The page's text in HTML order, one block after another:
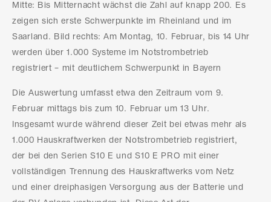
Mitte: Bis Mitternacht wächst die Zahl auf knapp 200. Es
zeigen sich erste Schwerpunkte im Rheinland und im
Saarland. Bild rechts: Am Montag, 10. Februar, bis 14 Uhr
werden über 1.000 Systeme im Notstrombetrieb
registriert – mit deutlichem Schwerpunkt in Bayern
Die Auswertung umfasst etwa den Zeitraum vom 9.
Februar mittags bis zum 10. Februar um 13 Uhr.
Insgesamt wurde während dieser Zeit bei etwas mehr als
1.000 Hauskraftwerken der Notstrombetrieb registriert,
der bei den Serien S10 E und S10 E PRO mit einer
vollständigen Trennung des Hauskraftwerks vom Netz
und einer dreiphasigen Versorgung aus der Batterie und